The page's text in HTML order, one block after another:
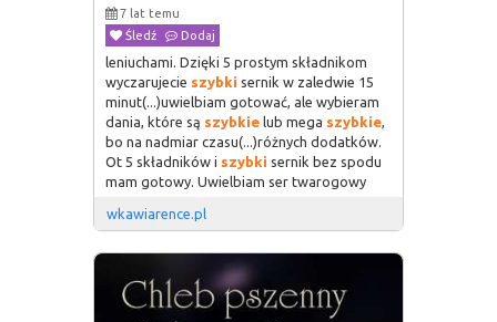
7 lat temu
Śledź
Dodaj
leniuchami. Dzięki 5 prostym składnikom
wyczarujecie szybki sernik w zaledwie 15
minut(...)uwielbiam gotować, ale wybieram
dania, które są szybkie lub mega szybkie
bo na nadmiar czasu(...)różnych dodatków.
Ot 5 składników i szybki sernik bez spodu
mam gotowy. Uwielbiam ser twarogowy
wkawiarence.pl